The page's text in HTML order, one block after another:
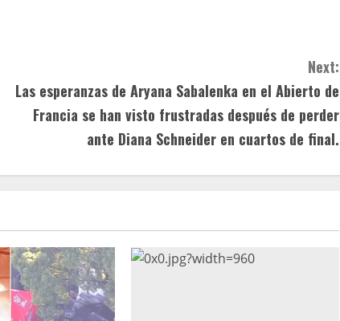
Next:
Las esperanzas de Aryana Sabalenka en el Abierto de
Francia se han visto frustradas después de perder
ante Diana Schneider en cuartos de final.